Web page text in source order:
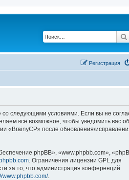
Регистрация
следующими условиями. Если вы не
всё возможное, чтобы уведомить вас об
«BrainyCP» после обновления/
phpBB», «www.phpbb.com»,
. Ограничения лицензии GPL для
за то, что администрация конференций
www.phpbb.com/.